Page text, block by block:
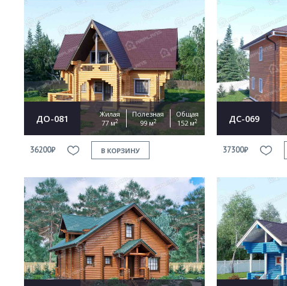
ДО-081
Жилая
77 м2
Полезная
99 м2
Общая
152 м2
36200₽ В КОРЗИНУ
ДС-069
37300₽